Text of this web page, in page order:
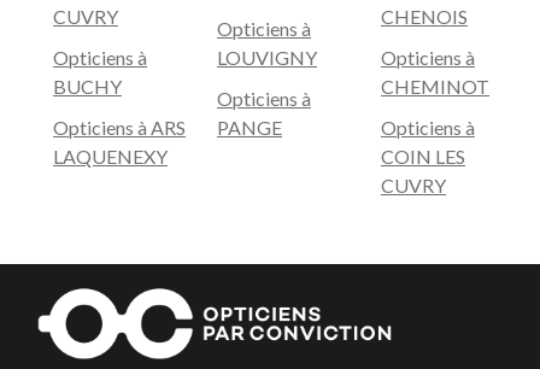
CUVRY
Opticiens à
BUCHY
Opticiens à ARS
LAQUENEXY
Opticiens à
LOUVIGNY
Opticiens à
PANGE
CHENOIS
Opticiens à
CHEMINOT
Opticiens à
COIN LES
CUVRY